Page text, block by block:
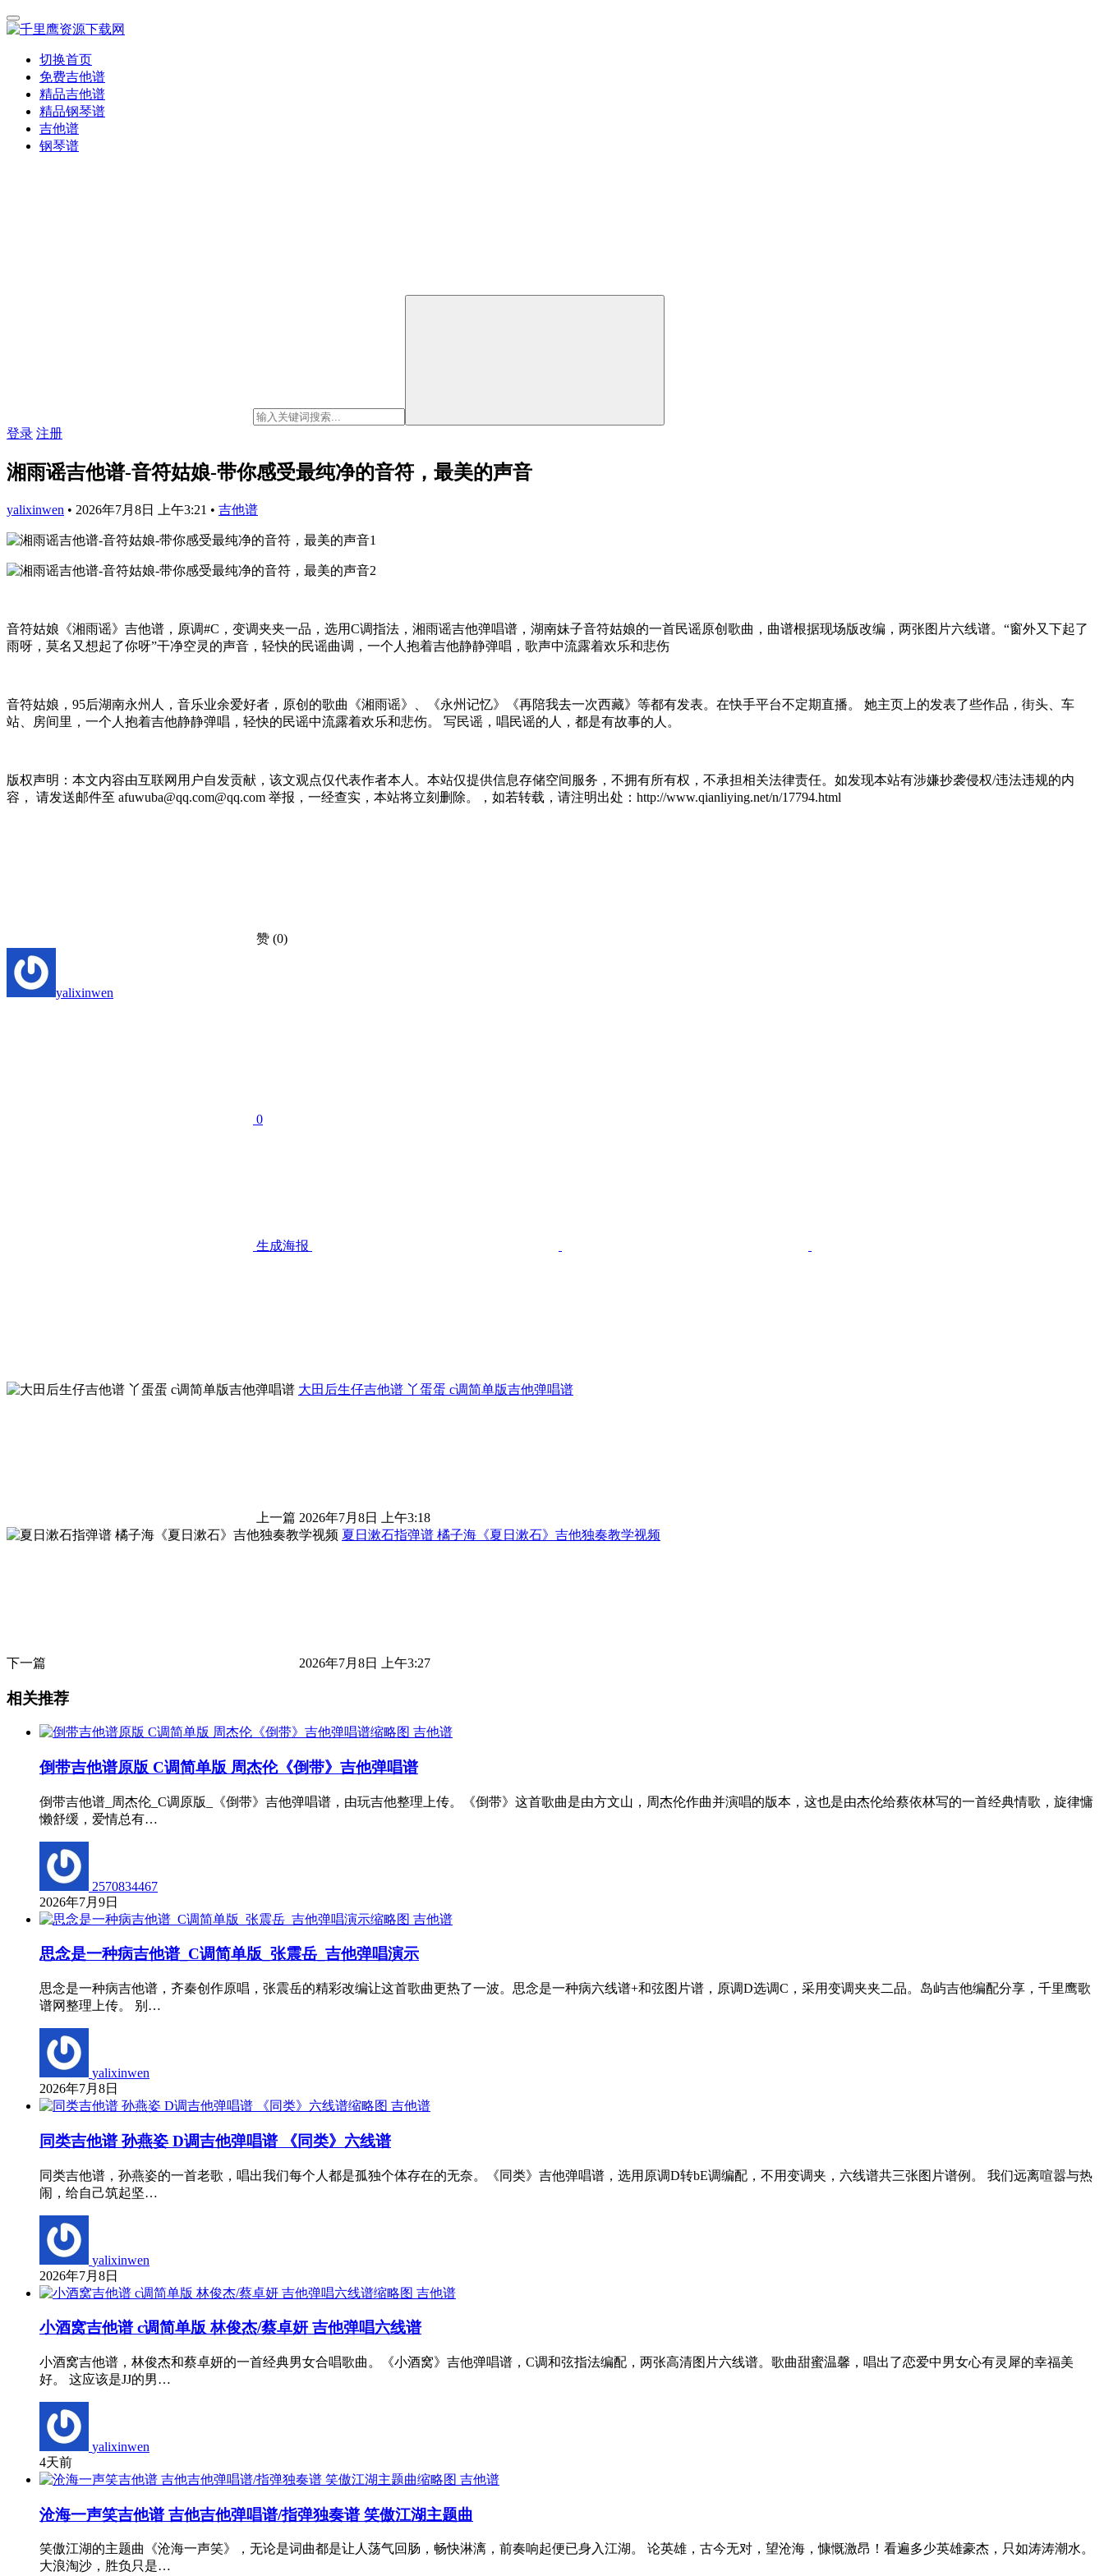
切换首页
免费吉他谱
精品吉他谱
精品钢琴谱
吉他谱
钢琴谱
登录 注册
湘雨谣吉他谱-音符姑娘-带你感受最纯净的音符，最美的声音
yalixinwen • 2026年7月8日 上午3:21 • 吉他谱
音符姑娘《湘雨谣》吉他谱，原调#C，变调夹夹一品，选用C调指法，湘雨谣吉他弹唱谱，湖南妹子音符姑娘的一首民谣原创歌曲，曲谱根据现场版改编，两张图片六线谱。“窗外又下起了
雨呀，莫名又想起了你呀”干净空灵的声音，轻快的民谣曲调，一个人抱着吉他静静弹唱，歌声中流露着欢乐和悲伤
音符姑娘，95后湖南永州人，音乐业余爱好者，原创的歌曲《湘雨谣》、《永州记忆》《再陪我去一次西藏》等都有发表。在快手平台不定期直播。 她主页上的发表了些作品，街头、车
站、房间里，一个人抱着吉他静静弹唱，轻快的民谣中流露着欢乐和悲伤。 写民谣，唱民谣的人，都是有故事的人。
版权声明：本文内容由互联网用户自发贡献，该文观点仅代表作者本人。本站仅提供信息存储空间服务，不拥有所有权，不承担相关法律责任。如发现本站有涉嫌抄袭侵权/违法违规的内
容， 请发送邮件至 afuwuba@qq.com@qq.com 举报，一经查实，本站将立刻删除。，如若转载，请注明出处：http://www.qianliying.net/n/17794.html
赞 (0)
yalixinwen
0
生成海报
大田后生仔吉他谱 丫蛋蛋 c调简单版吉他弹唱谱
上一篇 2026年7月8日 上午3:18
夏日漱石指弹谱 橘子海《夏日漱石》吉他独奏教学视频
下一篇 2026年7月8日 上午3:27
相关推荐
吉他谱
倒带吉他谱原版 C调简单版 周杰伦《倒带》吉他弹唱谱
倒带吉他谱_周杰伦_C调原版_《倒带》吉他弹唱谱，由玩吉他整理上传。《倒带》这首歌曲是由方文山，周杰伦作曲并演唱的版本，这也是由杰伦给蔡依林写的一首经典情歌，旋律慵
懒舒缓，爱情总有…
2570834467
2026年7月9日
吉他谱
思念是一种病吉他谱_C调简单版_张震岳_吉他弹唱演示
思念是一种病吉他谱，齐秦创作原唱，张震岳的精彩改编让这首歌曲更热了一波。思念是一种病六线谱+和弦图片谱，原调D选调C，采用变调夹夹二品。岛屿吉他编配分享，千里鹰歌
谱网整理上传。 别…
yalixinwen
2026年7月8日
吉他谱
同类吉他谱 孙燕姿 D调吉他弹唱谱 《同类》六线谱
同类吉他谱，孙燕姿的一首老歌，唱出我们每个人都是孤独个体存在的无奈。《同类》吉他弹唱谱，选用原调D转bE调编配，不用变调夹，六线谱共三张图片谱例。 我们远离喧嚣与热
闹，给自己筑起坚…
yalixinwen
2026年7月8日
吉他谱
小酒窝吉他谱 c调简单版 林俊杰/蔡卓妍 吉他弹唱六线谱
小酒窝吉他谱，林俊杰和蔡卓妍的一首经典男女合唱歌曲。《小酒窝》吉他弹唱谱，C调和弦指法编配，两张高清图片六线谱。歌曲甜蜜温馨，唱出了恋爱中男女心有灵犀的幸福美
好。 这应该是JJ的男…
yalixinwen
4天前
吉他谱
沧海一声笑吉他谱 吉他吉他弹唱谱/指弹独奏谱 笑傲江湖主题曲
笑傲江湖的主题曲《沧海一声笑》，无论是词曲都是让人荡气回肠，畅快淋漓，前奏响起便已身入江湖。 论英雄，古今无对，望沧海，慷慨激昂！看遍多少英雄豪杰，只如涛涛潮水。
大浪淘沙，胜负只是…